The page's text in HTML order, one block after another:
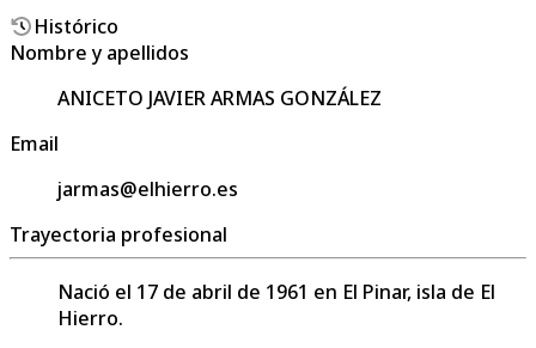
Histórico
Nombre y apellidos
ANICETO JAVIER ARMAS GONZÁLEZ
Email
jarmas@elhierro.es
Trayectoria profesional
Nació el 17 de abril de 1961 en El Pinar, isla de El
Hierro.